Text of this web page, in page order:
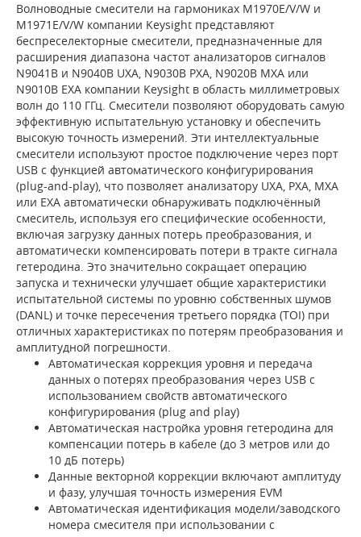
Волноводные смесители на гармониках M1970E/V/W и
M1971E/V/W компании Keysight представляют
беспреселекторные смесители, предназначенные для
расширения диапазона частот анализаторов сигналов
N9041B и N9040B UXA, N9030B PXA, N9020B MXA или
N9010B EXA компании Keysight в область миллиметровых
волн до 110 ГГц. Смесители позволяют оборудовать самую
эффективную испытательную установку и обеспечить
высокую точность измерений. Эти интеллектуальные
смесители используют простое подключение через порт
USB с функцией автоматического конфигурирования
(plug-and-play), что позволяет анализатору UXA, PXA, MXA
или EXA автоматически обнаруживать подключённый
смеситель, используя его специфические особенности,
включая загрузку данных потерь преобразования, и
автоматически компенсировать потери в тракте сигнала
гетеродина. Это значительно сокращает операцию
запуска и технически улучшает общие характеристики
испытательной системы по уровню собственных шумов
(DANL) и точке пересечения третьего порядка (TOI) при
отличных характеристиках по потерям преобразования и
амплитудной погрешности.
Автоматическая коррекция уровня и передача
данных о потерях преобразования через USB с
использованием свойств автоматического
конфигурирования (plug and play)
Автоматическая настройка уровня гетеродина для
компенсации потерь в кабеле (до 3 метров или до
10 дБ потерь)
Данные векторной коррекции включают амплитуду
и фазу, улучшая точность измерения EVM
Автоматическая идентификация модели/заводского
номера смесителя при использовании c